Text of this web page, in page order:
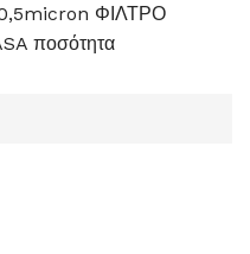
ΦΙΛΤΡΟ
ποσότητα